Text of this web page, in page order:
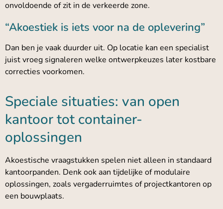
onvoldoende of zit in de verkeerde zone.
“Akoestiek is iets voor na de oplevering”
Dan ben je vaak duurder uit. Op locatie kan een specialist
juist vroeg signaleren welke ontwerpkeuzes later kostbare
correcties voorkomen.
Speciale situaties: van open
kantoor tot container-
oplossingen
Akoestische vraagstukken spelen niet alleen in standaard
kantoorpanden. Denk ook aan tijdelijke of modulaire
oplossingen, zoals vergaderruimtes of projectkantoren op
een bouwplaats.